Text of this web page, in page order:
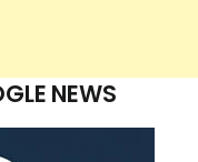
NEWS